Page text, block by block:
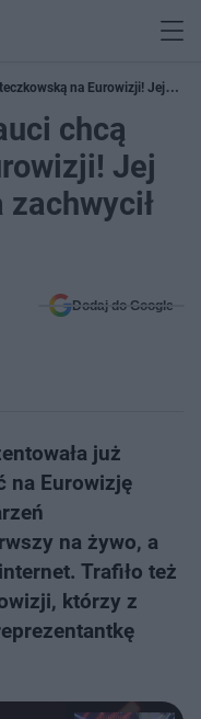
na Eurowizji! Jej
chcą
Jej
Dodaj do Google
już
na Eurowizję
na żywo, a
Trafiło też
którzy z